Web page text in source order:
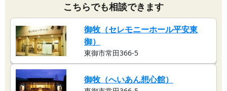
こちらでも相談できます
御牧（セレモニーホール平安東
御）
東御市常田366-5
御牧（へいあん想心館）